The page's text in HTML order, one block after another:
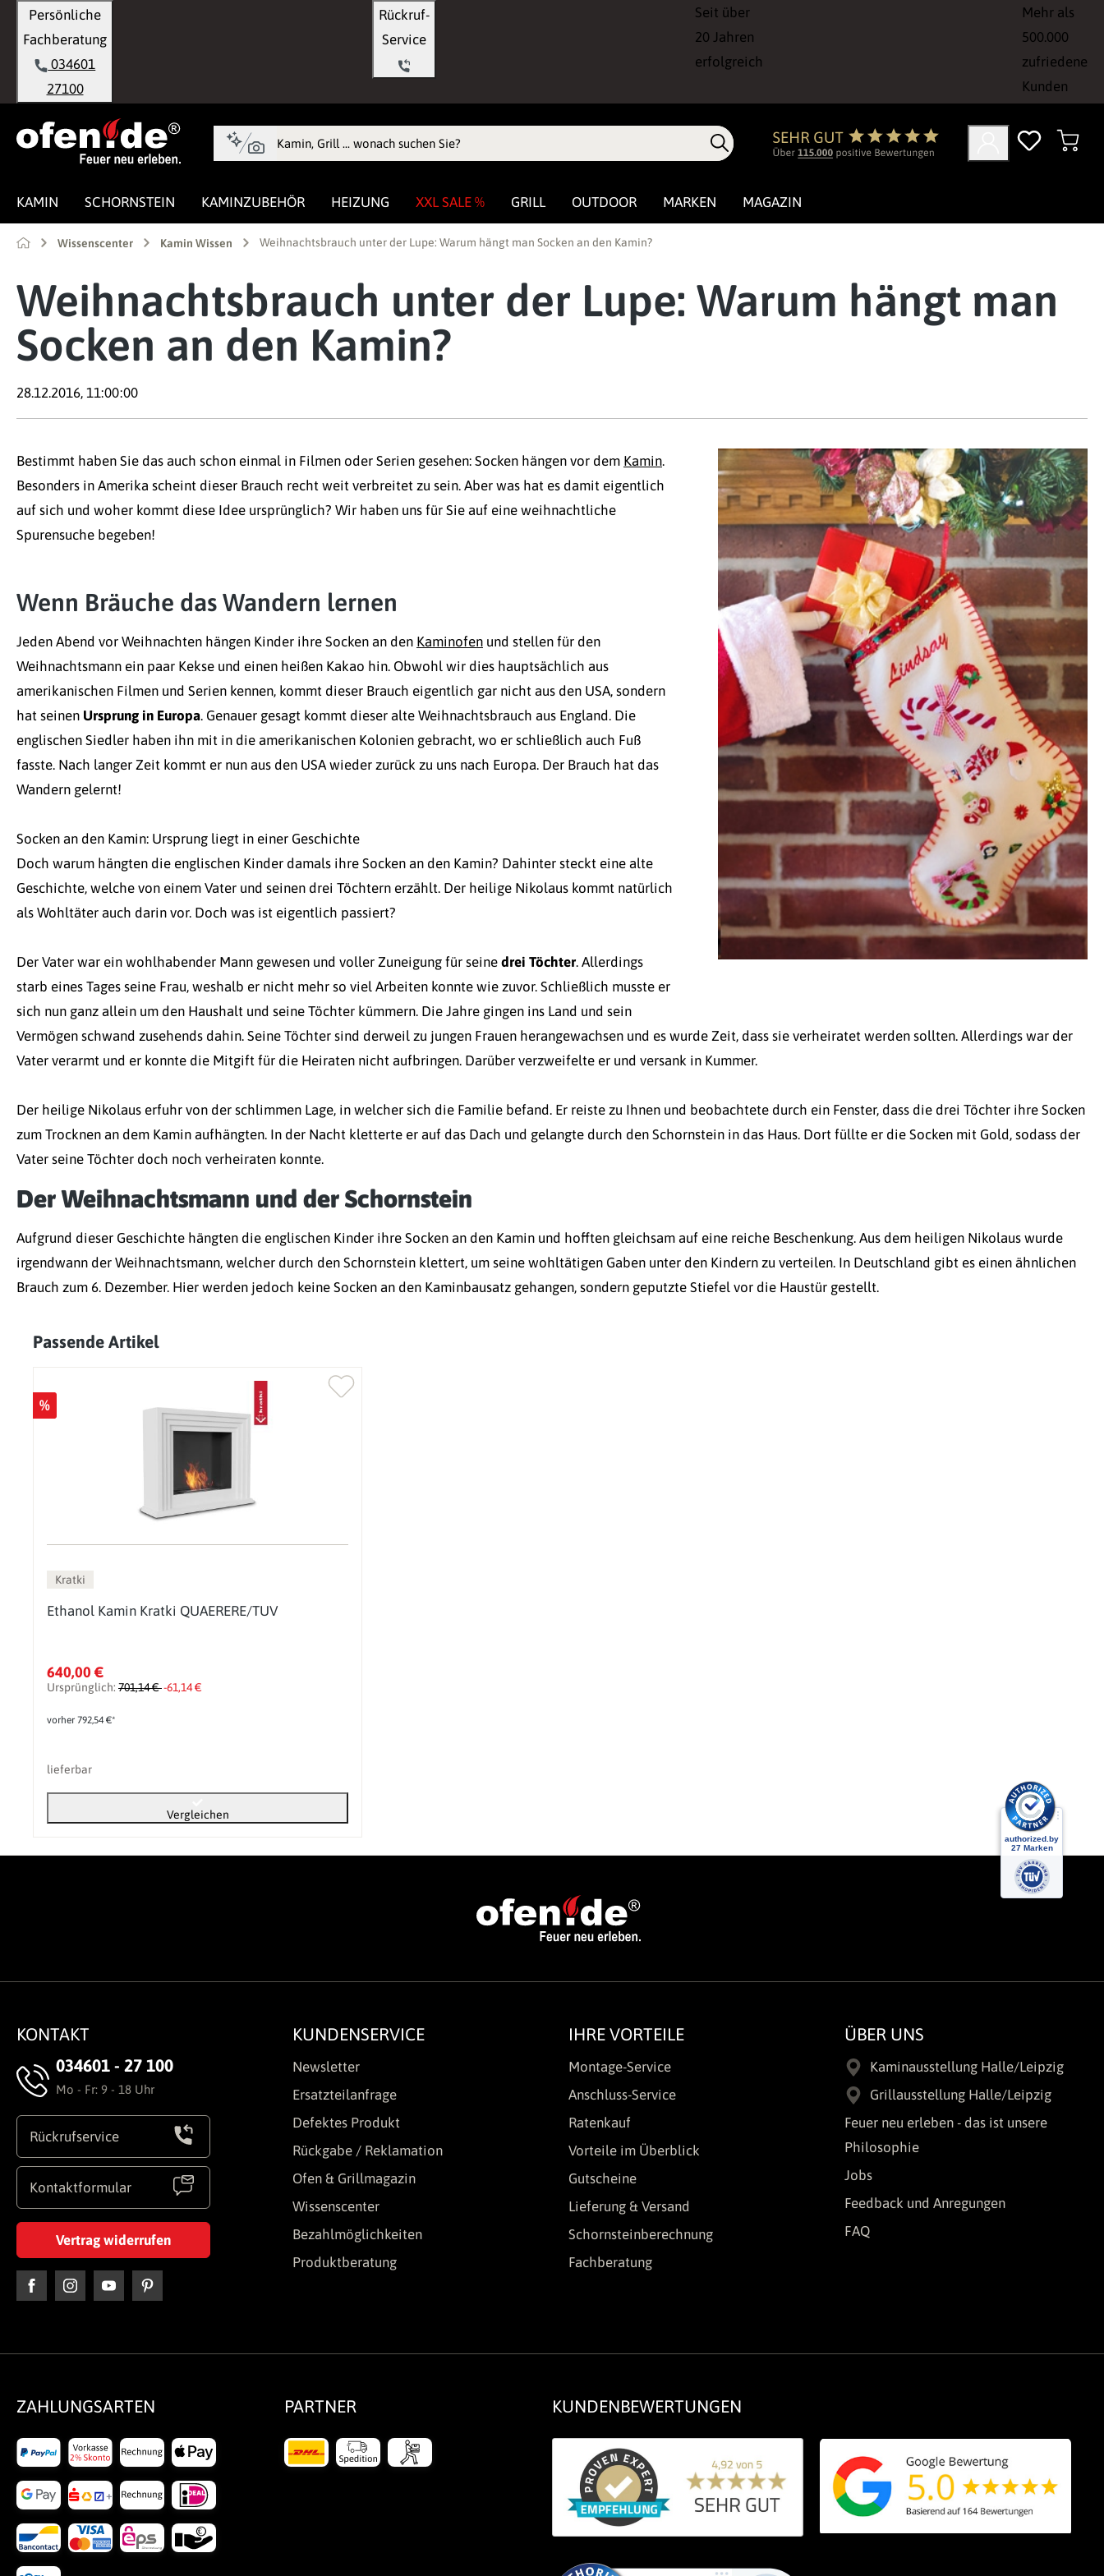
Zur Hauptnavigation springen
Persönliche
Fachberatung
034601
27100
Rückruf-
Seit über
20 Jahren
erfolgreich
Mehr als
500.000
zufriedene
Kunden
KAMIN SCHORNSTEIN KAMINZUBEHÖR HEIZUNG XXL SALE % GRILL OUTDOOR MARKEN MAGAZIN
Wissenscenter Kamin Wissen Weihnachtsbrauch unter der Lupe: Warum hängt man Socken an den Kamin?
Weihnachtsbrauch unter der Lupe: Warum hängt man
Socken an den Kamin?
28.12.2016, 11:00:00
Bestimmt haben Sie das auch schon einmal in Filmen oder Serien gesehen: Socken hängen vor dem Kamin.
Besonders in Amerika scheint dieser Brauch recht weit verbreitet zu sein. Aber was hat es damit eigentlich
auf sich und woher kommt diese Idee ursprünglich? Wir haben uns für Sie auf eine weihnachtliche
Spurensuche begeben!
Wenn Bräuche das Wandern lernen
Jeden Abend vor Weihnachten hängen Kinder ihre Socken an den Kaminofen und stellen für den
Weihnachtsmann ein paar Kekse und einen heißen Kakao hin. Obwohl wir dies hauptsächlich aus
amerikanischen Filmen und Serien kennen, kommt dieser Brauch eigentlich gar nicht aus den USA, sondern
hat seinen Ursprung in Europa. Genauer gesagt kommt dieser alte Weihnachtsbrauch aus England. Die
englischen Siedler haben ihn mit in die amerikanischen Kolonien gebracht, wo er schließlich auch Fuß
fasste. Nach langer Zeit kommt er nun aus den USA wieder zurück zu uns nach Europa. Der Brauch hat das
Wandern gelernt!
Socken an den Kamin: Ursprung liegt in einer Geschichte
Doch warum hängten die englischen Kinder damals ihre Socken an den Kamin? Dahinter steckt eine alte
Geschichte, welche von einem Vater und seinen drei Töchtern erzählt. Der heilige Nikolaus kommt natürlich
als Wohltäter auch darin vor. Doch was ist eigentlich passiert?
Der Vater war ein wohlhabender Mann gewesen und voller Zuneigung für seine drei Töchter. Allerdings
starb eines Tages seine Frau, weshalb er nicht mehr so viel Arbeiten konnte wie zuvor. Schließlich musste er
sich nun ganz allein um den Haushalt und seine Töchter kümmern. Die Jahre gingen ins Land und sein
Vermögen schwand zusehends dahin. Seine Töchter sind derweil zu jungen Frauen herangewachsen und es wurde Zeit, dass sie verheiratet werden sollten. Allerdings war der
Vater verarmt und er konnte die Mitgift für die Heiraten nicht aufbringen. Darüber verzweifelte er und versank in Kummer.
Der heilige Nikolaus erfuhr von der schlimmen Lage, in welcher sich die Familie befand. Er reiste zu Ihnen und beobachtete durch ein Fenster, dass die drei Töchter ihre Socken
zum Trocknen an dem Kamin aufhängten. In der Nacht kletterte er auf das Dach und gelangte durch den Schornstein in das Haus. Dort füllte er die Socken mit Gold, sodass der
Vater seine Töchter doch noch verheiraten konnte.
Der Weihnachtsmann und der Schornstein
Aufgrund dieser Geschichte hängten die englischen Kinder ihre Socken an den Kamin und hofften gleichsam auf eine reiche Beschenkung. Aus dem heiligen Nikolaus wurde
irgendwann der Weihnachtsmann, welcher durch den Schornstein klettert, um seine wohltätigen Gaben unter den Kindern zu verteilen. In Deutschland gibt es einen ähnlichen
Brauch zum 6. Dezember. Hier werden jedoch keine Socken an den Kaminbausatz gehangen, sondern geputzte Stiefel vor die Haustür gestellt.
Produktgalerie überspringen
Passende Artikel
%
Kratki
Ethanol Kamin Kratki QUAERERE/TUV
640,00 €
Ursprünglich: 701,14 €-61,14 €
vorher 792,54 €*
lieferbar
Vergleichen
KONTAKT
034601 - 27 100
Mo - Fr: 9 - 18 Uhr
Rückrufservice
Kontaktformular
Vertrag widerrufen
KUNDENSERVICE
Newsletter
Ersatzteilanfrage
Defektes Produkt
Rückgabe / Reklamation
Ofen & Grillmagazin
Wissenscenter
Bezahlmöglichkeiten
Produktberatung
IHRE VORTEILE
Montage-Service
Anschluss-Service
Ratenkauf
Vorteile im Überblick
Gutscheine
Lieferung & Versand
Schornsteinberechnung
Fachberatung
ÜBER UNS
Kaminausstellung Halle/Leipzig
Grillausstellung Halle/Leipzig
Feuer neu erleben - das ist unsere
Philosophie
Jobs
Feedback und Anregungen
FAQ
ZAHLUNGSARTEN PARTNER KUNDENBEWERTUNGEN